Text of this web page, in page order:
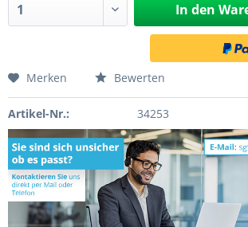
In den
Merken Bewerten
Artikel-Nr.: 34253